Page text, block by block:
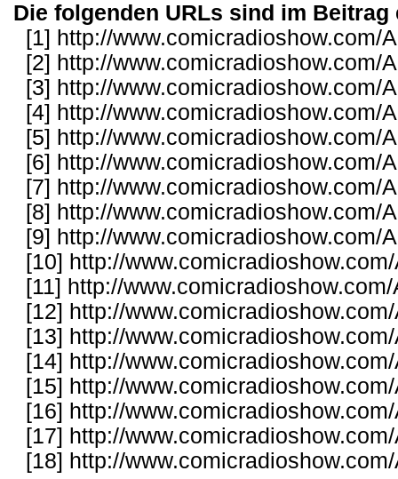
Die folgenden URLs sind im Beitrag
[1] http://www.comicradioshow.com/
[2] http://www.comicradioshow.com/
[3] http://www.comicradioshow.com/
[4] http://www.comicradioshow.com/
[5] http://www.comicradioshow.com/
[6] http://www.comicradioshow.com/
[7] http://www.comicradioshow.com/
[8] http://www.comicradioshow.com/
[9] http://www.comicradioshow.com/
[10] http://
[11] http://
[12] http://
[13] http://
[14] http://
[15] http://
[16] http://
[17] http://
[18] http://